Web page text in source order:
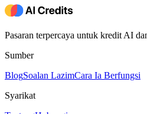
Pasaran terpercaya untuk kredit AI
Sumber
BlogSoalan LazimCara Ia Berfungsi
Syarikat